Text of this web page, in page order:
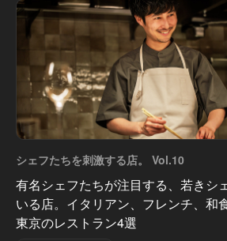
シェフたちを刺激する店。 Vol.10
有名シェフたちが注目する、若きシ
いる店。イタリアン、フレンチ、和
東京のレストラン4選